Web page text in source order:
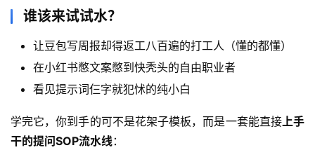
创
讯
钱
项
谁该来试试水？
让豆包写周报却得返工八百遍的打工人（懂的都懂）
在小红书憋文案憋到快秃头的自由职业者
看见提示词仨字就犯怵的纯小白
学完它，你到手的可不是花架子模板，而是一套能直接上手
干的提问SOP流水线：